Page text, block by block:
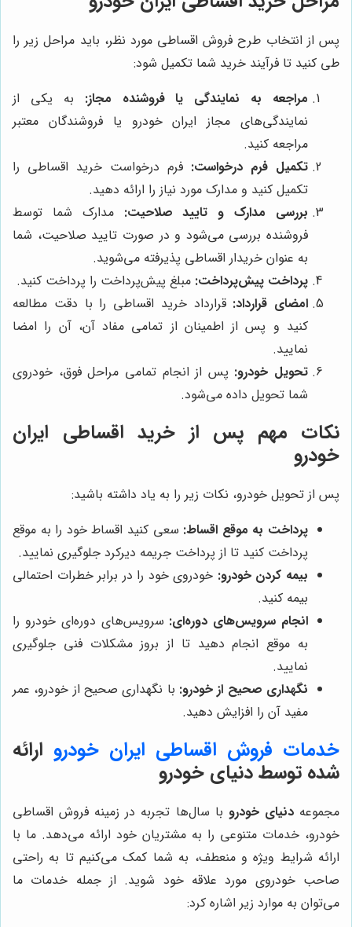
پس از انتخاب طرح فروش اقساطی مورد نظر، باید مراحل زیر را
طی کنید تا فرآیند خرید شما تکمیل شود:
مراجعه به نمایندگی یا فروشنده مجاز: به یکی از
نمایندگی‌های مجاز ایران خودرو یا فروشندگان معتبر
مراجعه کنید.
تکمیل فرم درخواست: فرم درخواست خرید اقساطی را
تکمیل کنید و مدارک مورد نیاز را ارائه دهید.
بررسی مدارک و تایید صلاحیت: مدارک شما توسط
فروشنده بررسی می‌شود و در صورت تایید صلاحیت، شما
به عنوان خریدار اقساطی پذیرفته می‌شوید.
پرداخت پیش‌پرداخت: مبلغ پیش‌پرداخت را پرداخت کنید.
امضای قرارداد: قرارداد خرید اقساطی را با دقت مطالعه
کنید و پس از اطمینان از تمامی مفاد آن، آن را امضا
نمایید.
تحویل خودرو: پس از انجام تمامی مراحل فوق، خودروی
شما تحویل داده می‌شود.
نکات مهم پس از خرید اقساطی ایران
خودرو
پس از تحویل خودرو، نکات زیر را به یاد داشته باشید:
پرداخت به موقع اقساط: سعی کنید اقساط خود را به موقع
پرداخت کنید تا از پرداخت جریمه دیرکرد جلوگیری نمایید.
بیمه کردن خودرو: خودروی خود را در برابر خطرات احتمالی
بیمه کنید.
انجام سرویس‌های دوره‌ای: سرویس‌های دوره‌ای خودرو را
به موقع انجام دهید تا از بروز مشکلات فنی جلوگیری
نمایید.
نگهداری صحیح از خودرو: با نگهداری صحیح از خودرو، عمر
مفید آن را افزایش دهید.
خدمات فروش اقساطی ایران خودرو ارائه
شده توسط دنیای خودرو
مجموعهدنیای خودرو با سال‌ها تجربه در زمینه فروش اقساطی
خودرو، خدمات متنوعی را به مشتریان خود ارائه می‌دهد. ما با
ارائه شرایط ویژه و منعطف، به شما کمک می‌کنیم تا به راحتی
صاحب خودروی مورد علاقه خود شوید. از جمله خدمات ما
می‌توان به موارد زیر اشاره کرد: